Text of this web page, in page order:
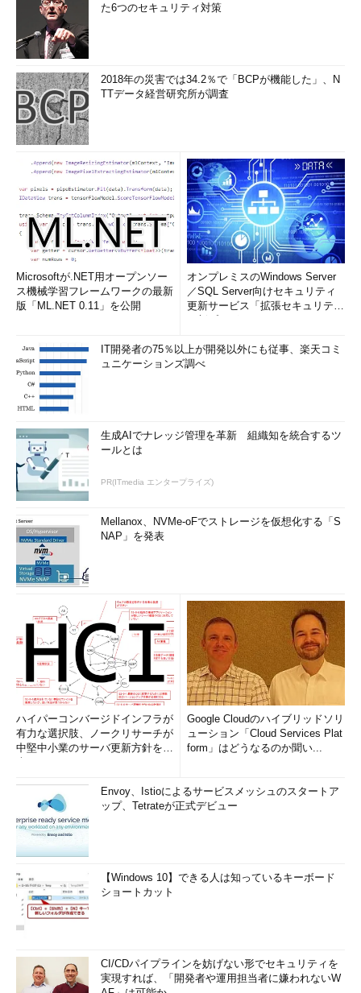
た6つのセキュリティ対策
2018年の災害では34.2％で「BCPが機能した」、N
TTデータ経営研究所が調査
Microsoftが.NET用オープンソー
ス機械学習フレームワークの最新
版「ML.NET 0.11」を公開
オンプレミスのWindows Server
／SQL Server向けセキュリティ
更新サービス「拡張セキュリティ
IT開発者の75％以上が開発以外にも従事、楽天コミ
ュニケーションズ調べ
生成AIでナレッジ管理を革新 組織知を統合するツ
ールとは
PR(ITmedia エンタープライズ)
Mellanox、NVMe-oFでストレージを仮想化する「S
NAP」を発表
ハイパーコンバージドインフラが
有力な選択肢、ノークリサーチが
中堅中小業のサーバ更新方針を調
Google Cloudのハイブリッドソリ
ューション「Cloud Services Plat
form」はどうなるのか聞い...
Envoy、Istioによるサービスメッシュのスタートア
ップ、Tetrateが正式デビュー
【Windows 10】できる人は知っているキーボード
ショートカット
CI/CDパイプラインを妨げない形でセキュリティを
実現すれば、「開発者や運用担当者に嫌われないW